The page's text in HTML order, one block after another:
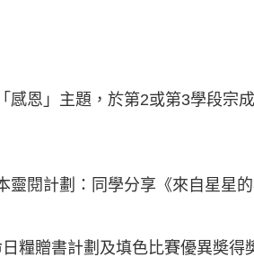
恩」主題，於第2或第3學段宗
靈閱計劃：同學分享《來自星星
糧贈書計劃及填色比賽優異奬得